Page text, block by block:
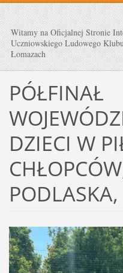
Witamy na Oficjalnej Stronie
Uczniowskiego Ludowego
Łomazach
PÓŁFINAŁ
DZIECI W